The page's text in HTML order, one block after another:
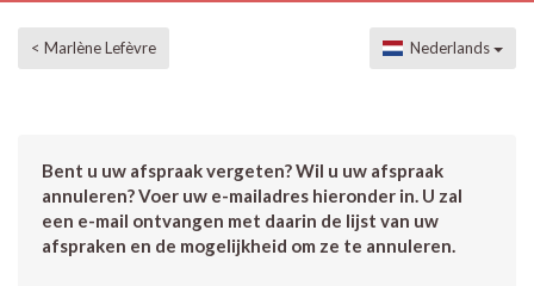
< Marlène Lefèvre Nederlands
Bent u uw afspraak vergeten? Wil u uw afspraak
annuleren? Voer uw e-mailadres hieronder in. U zal
een e-mail ontvangen met daarin de lijst van uw
afspraken en de mogelijkheid om ze te annuleren.